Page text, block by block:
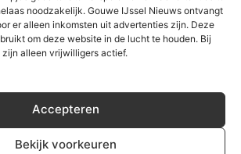
noodzakelijk. Gouwe IJssel Nieuws ontvangt
er alleen inkomsten uit advertenties zijn. Deze
om deze website in de lucht te houden. Bij
alleen vrijwilligers actief.
Accepteren
Bekijk voorkeuren